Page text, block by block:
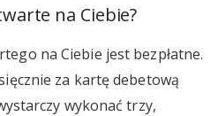
na Ciebie?
na Ciebie jest bezpłatne.
za kartę debetową
wykonać trzy,